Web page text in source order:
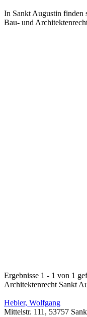
In Sankt Augustin finden
Bau- und
Ergebnisse 1 - 1 von 1
Architektenrecht Sankt
Hebler, Wolfgang
Mittelstr. 111, 53757